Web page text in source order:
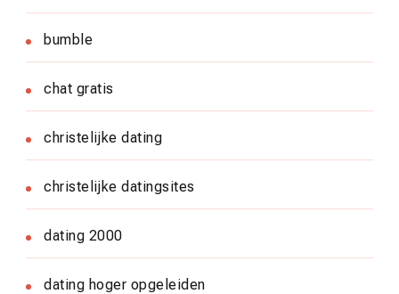
bumble
chat gratis
christelijke dating
christelijke datingsites
dating 2000
dating hoger opgeleiden